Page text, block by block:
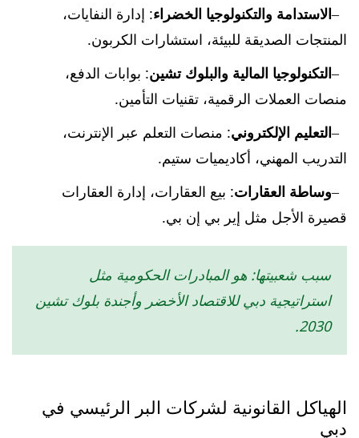
الاستدامة والتكنولوجيا الخضراء: إدارة النفايات،
المنتجات الصديقة للبيئة، استشارات الكربون.
التكنولوجيا المالية والبلوك تشين: بوابات الدفع،
منصات العملات الرقمية، تقنيات التأمين.
التعليم الإلكتروني: منصات التعلم عبر الإنترنت،
التدريب المهني، أكاديميات ستيم.
وساطة العقارات: بيع العقارات، إدارة العقارات
قصيرة الأجل مثل إير بي إن بي.
سبب شعبيتها: هو المبادرات الحكومية مثل
استراتيجية دبي للاقتصاد الأخضر وأجندة بلوك تشين
2030.
الهياكل القانونية لشركات البر الرئيسي في
دبي